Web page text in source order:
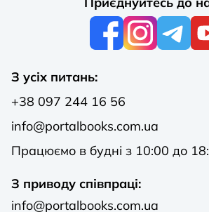
З усіх питань:
+38 097 244 16 56
info@portalbooks.com.ua
Працюємо в будні з 10:00 до
З приводу співпраці:
info@portalbooks.com.ua